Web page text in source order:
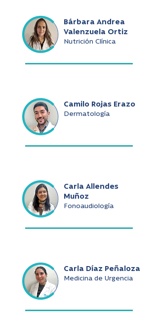
Bárbara Andrea
Valenzuela Ortiz
Nutrición Clínica
Camilo Rojas Erazo
Dermatología
Carla Allendes
Muñoz
Fonoaudiología
Carla Díaz Peñaloza
Medicina de Urgencia